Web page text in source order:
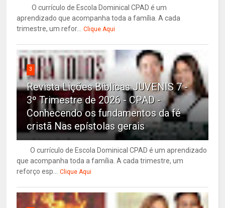
O currículo de Escola Dominical CPAD é um
aprendizado que acompanha toda a família. A cada
trimestre, um refor... Clique Aqui
3
Revista Lições Bíblicas JUVENIS 7 -
3º Trimestre de 2026 - CPAD -
Conhecendo os fundamentos da fé
cristã Nas epístolas gerais
O currículo de Escola Dominical CPAD é um aprendizado
que acompanha toda a família. A cada trimestre, um
reforço esp... Clique Aqui